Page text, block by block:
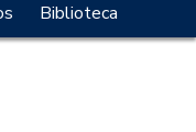
Biblioteca